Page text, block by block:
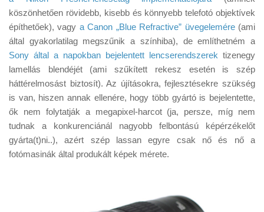
Érdekességek
Helyszíni Riport
E-BB
köszönhetően rövidebb, kisebb és könnyebb telefotó objektívek
építhetőek), vagy a Canon „Blue Refractive” üvegelemére(ami
által gyakorlatilag megszűnik a színhiba), de említhetném a
Sony által a napokban bejelentett lencserendszerek tizenegy
lamellás blendéjét (ami szűkített rekesz esetén is szép
háttérelmosást biztosít). Az újításokra, fejlesztésekre szükség
is van, hiszen annak ellenére, hogy több gyártó is bejelentette,
ők nem folytatják a megapixel-harcot (ja, persze, míg nem
tudnak a konkurenciánál nagyobb felbontású képérzékelőt
gyárta(t)ni..), azért szép lassan egyre csak nő és nő a
fotómasinák által produkált képek mérete.